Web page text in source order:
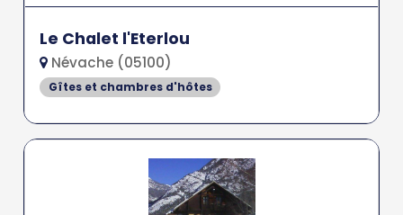
Le Chalet l'Eterlou
Névache (05100)
Gîtes et chambres d'hôtes